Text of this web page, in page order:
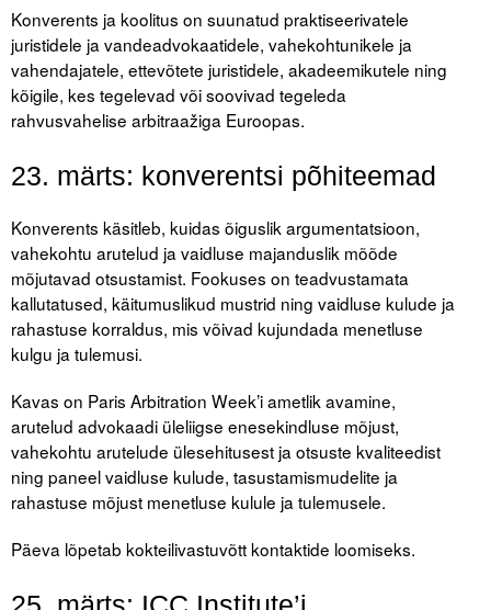
Konverents ja koolitus on suunatud praktiseerivatele
juristidele ja vandeadvokaatidele, vahekohtunikele ja
vahendajatele, ettevõtete juristidele, akadeemikutele ning
kõigile, kes tegelevad või soovivad tegeleda
rahvusvahelise arbitraažiga Euroopas.
23. märts: konverentsi põhiteemad
Konverents käsitleb, kuidas õiguslik argumentatsioon,
vahekohtu arutelud ja vaidluse majanduslik mõõde
mõjutavad otsustamist. Fookuses on teadvustamata
kallutatused, käitumuslikud mustrid ning vaidluse kulude ja
rahastuse korraldus, mis võivad kujundada menetluse
kulgu ja tulemusi.
Kavas on Paris Arbitration Week’i ametlik avamine,
arutelud advokaadi üleliigse enesekindluse mõjust,
vahekohtu arutelude ülesehitusest ja otsuste kvaliteedist
ning paneel vaidluse kulude, tasustamismudelite ja
rahastuse mõjust menetluse kulule ja tulemusele.
Päeva lõpetab kokteilivastuvõtt kontaktide loomiseks.